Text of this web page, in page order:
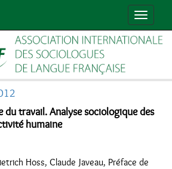
du travail. Analyse sociologique des
humaine
Hoss, Claude Javeau, Préface de